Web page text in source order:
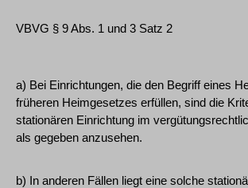
VBVG § 9 Abs. 1 und 3 Satz 2
a) Bei Einrichtungen, die den Begriff eines
früheren Heimgesetzes erfüllen, sind die
stationären Einrichtung im
als gegeben anzusehen.
b) In anderen Fällen liegt eine solche